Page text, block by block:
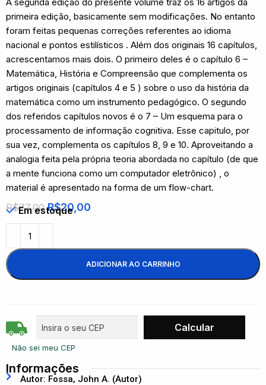
primeira edição, basicamente sem modificações. No entanto
foram feitas pequenas correções referentes ao idioma
nacional e pontos estilísticos . Além dos originais 16 capítulos,
acrescentamos mais dois. O primeiro deles é o capítulo 6 –
Matemática, História e Compreensão que complementa os
artigos originais (capítulos 4 e 5 ) sobre o uso da história da
matemática como um instrumento pedagógico. O segundo
dos referidos capítulos novos é o 7 – Um esquema para o
processamento de informação cognitiva. Esse capitulo, por
sua vez, complementa os capítulos 8, 9 e 10. Aproveitando a
analogia feita pela própria teoria abordada no capítulo (de que
a mente funciona como um computador eletrônico) , o
material é apresentado na forma de um flow-chart.
R$77,00 R$20,00
Em estoque
ADICIONAR AO CARRINHO
Não sei meu CEP
Informações
Autor: Fossa, John A. (Autor)